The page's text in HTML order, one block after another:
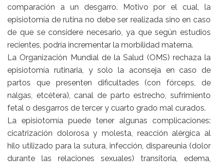
comparación a un desgarro. Motivo por el cual, la
episiotomía de rutina no debe ser realizada sino en caso
de que se considere necesario, ya que según estudios
recientes, podría incrementar la morbilidad materna.
La Organización Mundial de la Salud (OMS) rechaza la
episiotomía rutinaria, y solo la aconseja en caso de
partos que presenten dificultades (con fórceps, de
nalgas, etcétera), canal de parto estrecho, sufrimiento
fetal o desgarros de tercer y cuarto grado mal curados.
La episiotomía puede tener algunas complicaciones:
cicatrización dolorosa y molesta, reacción alérgica al
hilo utilizado para la sutura, infección, dispareunia (dolor
durante las relaciones sexuales) transitoria, edema,